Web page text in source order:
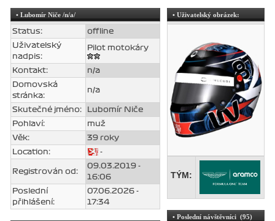
• Lubomír Niče /n/a/
Status:
offline
Uživatelský
nadpis:
Pilot motokáry
Kontakt:
n/a
Domovská
stránka:
n/a
Skutečné jméno:
Lubomír Niče
Pohlaví:
muž
Věk:
39 roky
Location:
-
Registrován od:
09.03.2019 -
16:06
Poslední
přihlášení:
07.06.2026 -
17:34
• Uživatelský obrázek:
TÝM:
• Poslední návštěvníci (95)